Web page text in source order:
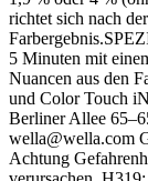
richtet sich nach
5 Minuten mit
Nuancen aus den
und Color Touch
Berliner Allee
wella@wella.com
Achtung